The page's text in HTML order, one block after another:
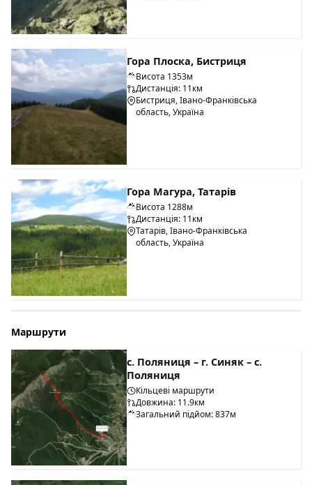
Гора Плоска, Бистриця
Висота 1353м
Дистанція: 11км
Бистриця, Івано-Франківська
область, Україна
Гора Магура, Татарів
Висота 1288м
Дистанція: 11км
Татарів, Івано-Франківська
область, Україна
Маршрути
с. Поляниця – г. Синяк – с.
Поляниця
Кільцеві маршрути
Довжина: 11.9км
Загальний підйом: 837м